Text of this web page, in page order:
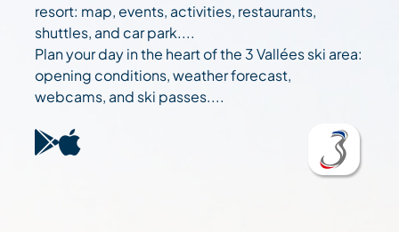
resort: map, events, activities, restaurants,
shuttles, and car park....
Plan your day in the heart of the 3 Vallées ski area:
opening conditions, weather forecast,
webcams, and ski passes....